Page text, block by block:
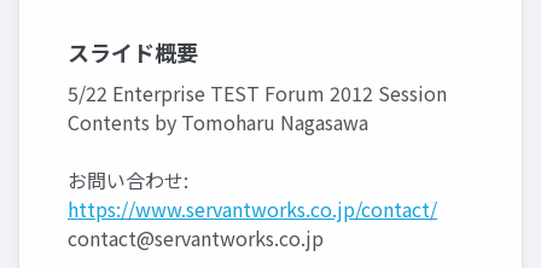
スライド概要
5/22 Enterprise TEST Forum 2012 Session
Contents by Tomoharu Nagasawa
お問い合わせ:
https://www.servantworks.co.jp/contact/
contact@servantworks.co.jp